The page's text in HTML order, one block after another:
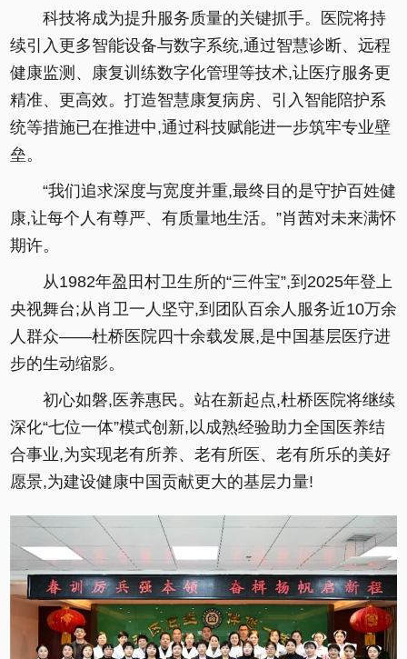
科技将成为提升服务质量的关键抓手。医院将持
续引入更多智能设备与数字系统,通过智慧诊断、远程
健康监测、康复训练数字化管理等技术,让医疗服务更
精准、更高效。打造智慧康复病房、引入智能陪护系
统等措施已在推进中,通过科技赋能进一步筑牢专业壁
垒。
“我们追求深度与宽度并重,最终目的是守护百姓健
康,让每个人有尊严、有质量地生活。”肖茜对未来满怀
期许。
从1982年盈田村卫生所的“三件宝”,到2025年登上
央视舞台;从肖卫一人坚守,到团队百余人服务近10万余
人群众——杜桥医院四十余载发展,是中国基层医疗进
步的生动缩影。
初心如磐,医养惠民。站在新起点,杜桥医院将继续
深化“七位一体”模式创新,以成熟经验助力全国医养结
合事业,为实现老有所养、老有所医、老有所乐的美好
愿景,为建设健康中国贡献更大的基层力量!